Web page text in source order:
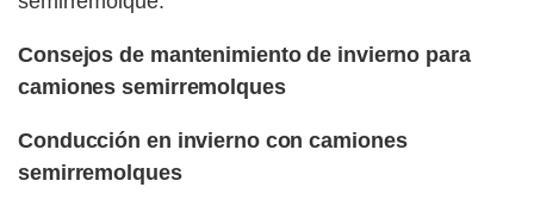
Consejos de mantenimiento de invierno para
camiones semirremolques
Conducción en invierno con camiones
semirremolques